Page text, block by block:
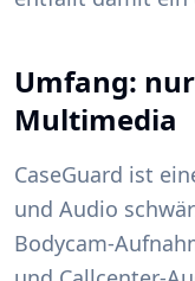
Umfang:
Multimedia
CaseGuard ist
und Audio
Bodycam-